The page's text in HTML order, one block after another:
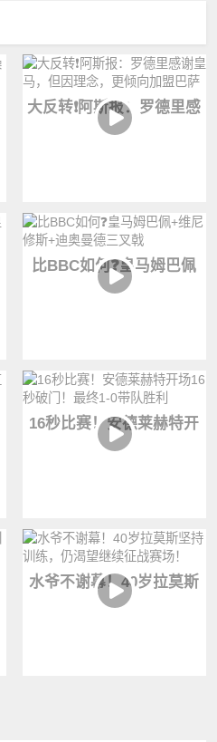
大反转❗️阿斯报：罗德里感
比BBC如何❓️皇马姆巴佩
16秒比赛！安德莱赫特开
水爷不谢幕！40岁拉莫斯